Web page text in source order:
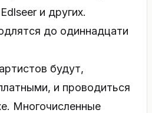
и других.
до одиннадцати
будут,
и проводиться
Многочисленные